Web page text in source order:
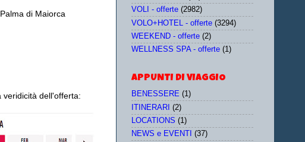
di Maiorca
dell'offerta:
VOLI - offerte (2982)
VOLO+HOTEL - offerte (3294)
WEEKEND - offerte (2)
WELLNESS SPA - offerte (1)
APPUNTI DI VIAGGIO
BENESSERE (1)
ITINERARI (2)
LOCATIONS (1)
NEWS e EVENTI
(37)